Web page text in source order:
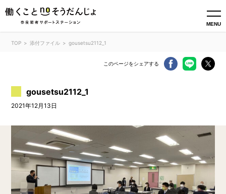
MENU
TOP 添付ファイル gousetsu2112_1
このページをシェアする
gousetsu2112_1
2021年12月13日